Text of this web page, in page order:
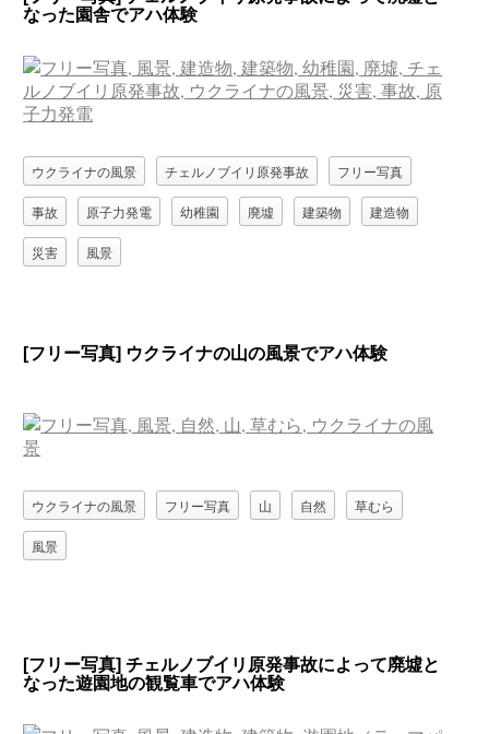
なった園舎でアハ体験
ウクライナの風景 チェルノブイリ原発事故 フリー写真
事故 原子力発電 幼稚園 廃墟 建築物 建造物
災害 風景
[フリー写真] ウクライナの山の風景でアハ体験
ウクライナの風景 フリー写真 山 自然 草むら
風景
[フリー写真] チェルノブイリ原発事故によって廃墟と
なった遊園地の観覧車でアハ体験